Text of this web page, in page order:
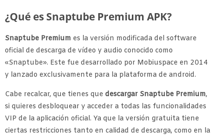
¿Qué es Snaptube Premium APK?
Snaptube Premium es la versión modificada del software
oficial de descarga de vídeo y audio conocido como
«Snaptube». Este fue desarrollado por Mobiuspace en 2014
y lanzado exclusivamente para la plataforma de android.
Cabe recalcar, que tienes que descargar Snaptube Premium,
si quieres desbloquear y acceder a todas las funcionalidades
VIP de la aplicación oficial. Ya que la versión gratuita tiene
ciertas restricciones tanto en calidad de descarga, como en la